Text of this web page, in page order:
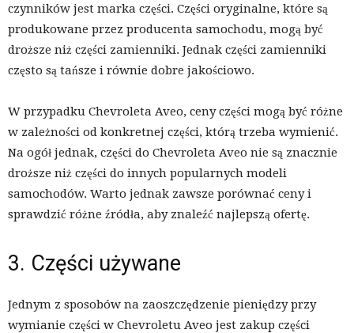
czynników jest marka części. Części oryginalne, które są
produkowane przez producenta samochodu, mogą być
droższe niż części zamienniki. Jednak części zamienniki
często są tańsze i równie dobre jakościowo.
W przypadku Chevroleta Aveo, ceny części mogą być różne
w zależności od konkretnej części, którą trzeba wymienić.
Na ogół jednak, części do Chevroleta Aveo nie są znacznie
droższe niż części do innych popularnych modeli
samochodów. Warto jednak zawsze porównać ceny i
sprawdzić różne źródła, aby znaleźć najlepszą ofertę.
3. Części używane
Jednym z sposobów na zaoszczędzenie pieniędzy przy
wymianie części w Chevroletu Aveo jest zakup części